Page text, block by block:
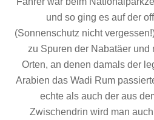
und so ging es auf der
(Sonnenschutz nicht
zu Spuren der Nabatäer und
Orten, an denen damals der
Arabien das Wadi Rum
echte als auch der aus
Zwischendrin wird man